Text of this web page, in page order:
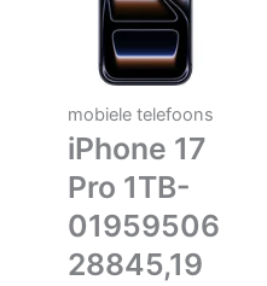
mobiele telefoons
iPhone 17
Pro 1TB-
01959506
28845,19